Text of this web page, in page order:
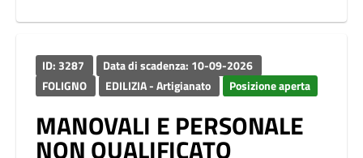
ID: 3287
Data di scadenza: 10-09-2026
FOLIGNO
EDILIZIA - Artigianato Posizione aperta
MANOVALI E PERSONALE
NON QUALIFICATO